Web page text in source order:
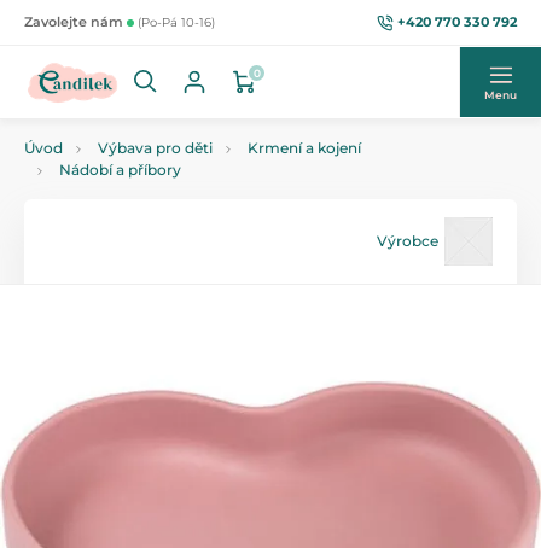
Zavolejte nám (Po-Pá 10-16) +420 770 330 792
0
Menu
Úvod Výbava pro děti
Krmení a kojení
Nádobí a příbory
Výrobce